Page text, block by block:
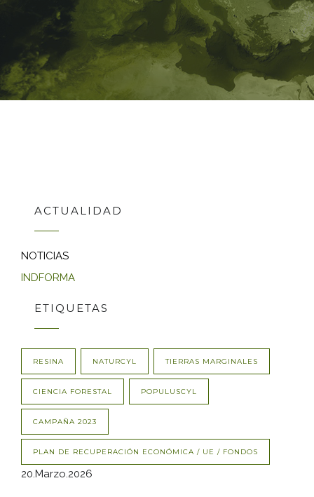
ACTUALIDAD
NOTICIAS
INDFORMA
ETIQUETAS
RESINA NATURCYL TIERRAS MARGINALES
CIENCIA FORESTAL POPULUSCYL
CAMPAÑA 2023
PLAN DE RECUPERACIÓN ECONÓMICA / UE / FONDOS
20.Marzo.2026